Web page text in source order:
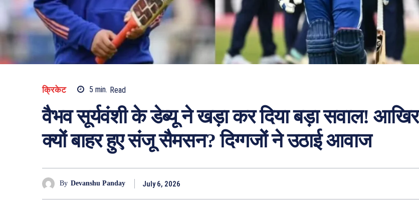
क्रिकेट 5 min. Read
वैभव सूर्यवंशी के डेब्यू ने खड़ा कर दिया बड़ा सवाल! आखिर
क्यों बाहर हुए संजू सैमसन? दिग्गजों ने उठाई आवाज
By Devanshu Panday July 6, 2026